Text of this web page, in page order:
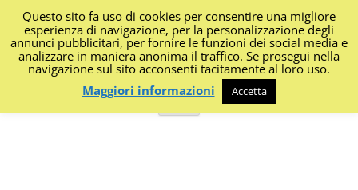
I Diari di Portanapoli
Impressioni, sapori, colori dalla regione
Vai
Questo sito fa uso di cookies per consentire una migliore
esperienza di navigazione, per la personalizzazione degli
annunci pubblicitari, per fornire le funzioni dei social media e
analizzare in maniera anonima il traffico. Se prosegui nella
navigazione sul sito acconsenti tacitamente al loro uso.
Maggiori informazioni
Accetta